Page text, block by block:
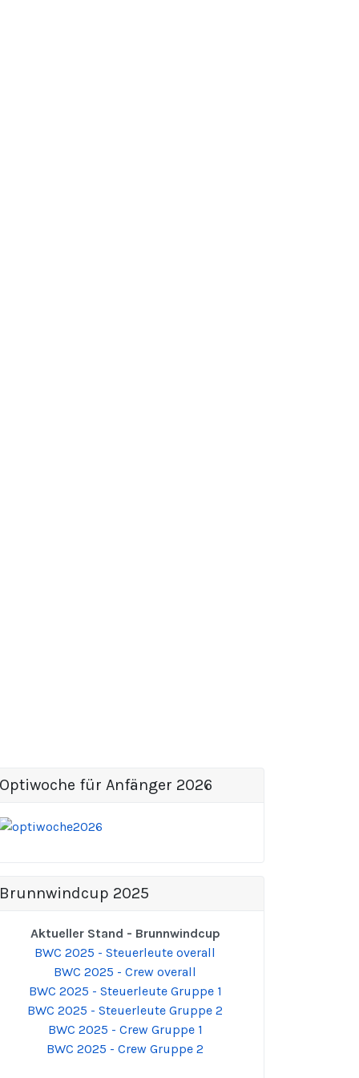
Optiwoche für Anfänger 2026
Brunnwindcup 2025
Aktueller Stand - Brunnwindcup
BWC 2025 - Steuerleute overall
BWC 2025 - Crew overall
BWC 2025 - Steuerleute Gruppe 1
BWC 2025 - Steuerleute Gruppe 2
BWC 2025 - Crew Gruppe 1
BWC 2025 - Crew Gruppe 2